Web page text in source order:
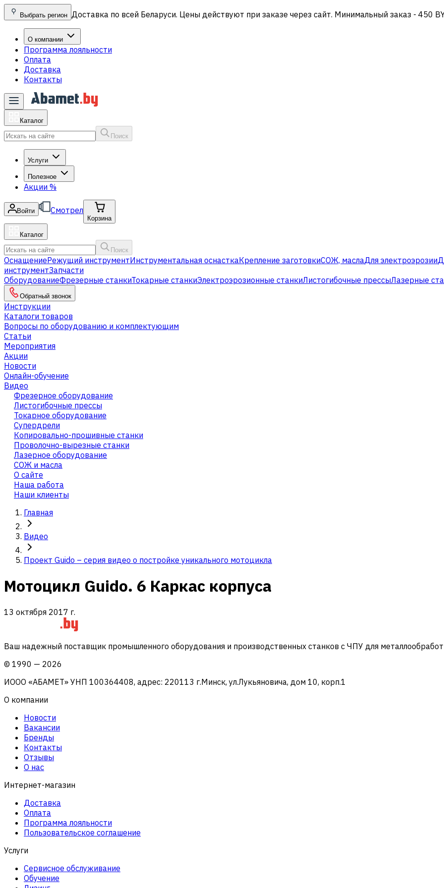
Выбрать регион Доставка по всей Беларуси. Цены действуют при заказе через сайт. Минимальный заказ - 450
О компании
Программа лояльности
Оплата
Доставка
Контакты
Каталог
Поиск
Услуги
Полезное
Акции %
Войти Смотрел
Корзина
Каталог
Поиск
ОснащениеРежущий инструментИнструментальная оснасткаКрепление заготовкиСОЖ, маслаДля электроэрозии
инструментЗапчасти
ОборудованиеФрезерные станкиТокарные станкиЭлектроэрозионные станкиЛистогибочные прессыЛазерные
Обратный звонок
Инструкции
Каталоги товаров
Вопросы по оборудованию и комплектующим
Статьи
Мероприятия
Акции
Новости
Онлайн-обучение
Видео
Фрезерное оборудование
Листогибочные прессы
Токарное оборудование
Cупердрели
Копировально-прошивные станки
Проволочно-вырезные станки
Лазерное оборудование
СОЖ и масла
О сайте
Наша работа
Наши клиенты
Главная
Видео
Проект Guido – серия видео о постройке уникального мотоцикла
Мотоцикл Guido. 6 Каркас корпуса
13 октября 2017 г.
Ваш надежный поставщик промышленного оборудования и производственных станков с ЧПУ для
© 1990 — 2026
ИООО «АБАМЕТ» УНП 100364408, адрес: 220113 г.Минск, ул.Лукьяновича, дом 10, корп.1
О компании
Новости
Вакансии
Бренды
Контакты
Отзывы
О нас
Интернет-магазин
Доставка
Оплата
Программа лояльности
Пользовательское соглашение
Услуги
Сервисное обслуживание
Обучение